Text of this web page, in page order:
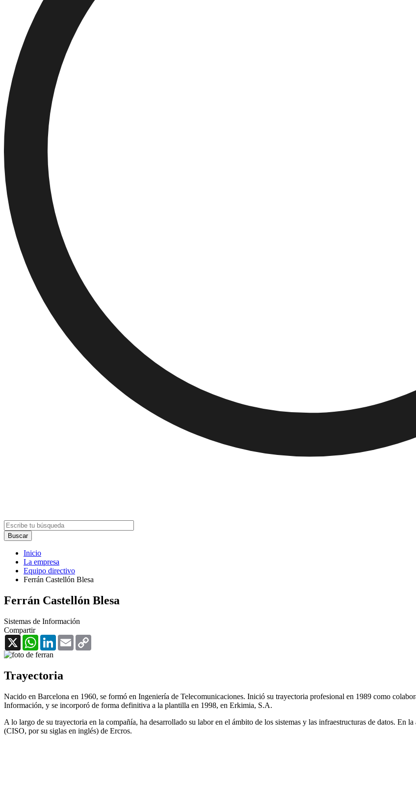
Inicio
La empresa
Equipo directivo
Ferrán Castellón Blesa
Ferrán Castellón Blesa
Sistemas de Información
Compartir
X
WhatsAppLinkedInEmail
Trayectoria
Nacido en Barcelona en 1960, se formó en Ingeniería de Telecomunicaciones. Inició su trayectoria profesional en 1989 como
Información, y se incorporó de forma definitiva a la plantilla en 1998, en Erkimia, S.A.
A lo largo de su trayectoria en la compañía, ha desarrollado su labor en el ámbito de los sistemas y las infraestructuras de datos. En
(CISO, por su siglas en inglés) de Ercros.